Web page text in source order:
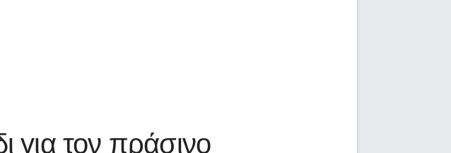
για τον πράσινο